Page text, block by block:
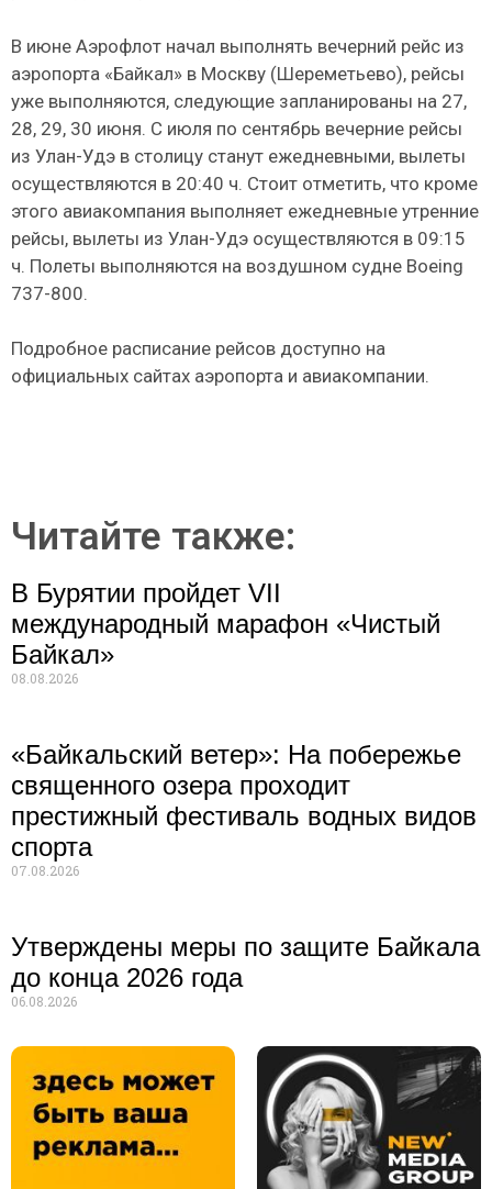
В июне Аэрофлот начал выполнять вечерний рейс из
аэропорта «Байкал» в Москву (Шереметьево), рейсы
уже выполняются, следующие запланированы на 27,
28, 29, 30 июня. С июля по сентябрь вечерние рейсы
из Улан-Удэ в столицу станут ежедневными, вылеты
осуществляются в 20:40 ч. Стоит отметить, что кроме
этого авиакомпания выполняет ежедневные утренние
рейсы, вылеты из Улан-Удэ осуществляются в 09:15
ч. Полеты выполняются на воздушном судне Boeing
737-800.
Подробное расписание рейсов доступно на
официальных сайтах аэропорта и авиакомпании.
Читайте также:
В Бурятии пройдет VII
международный марафон «Чистый
Байкал»
08.08.2026
«Байкальский ветер»: На побережье
священного озера проходит
престижный фестиваль водных видов
спорта
07.08.2026
Утверждены меры по защите Байкала
до конца 2026 года
06.08.2026